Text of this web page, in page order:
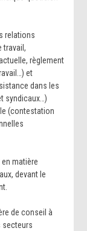
relations
travail,
règlement
et
dans les
syndicaux…)
(contestation
matière
devant le
de conseil à
secteurs